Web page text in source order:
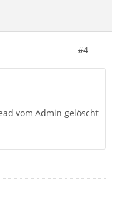
#4
vom Admin gelöscht